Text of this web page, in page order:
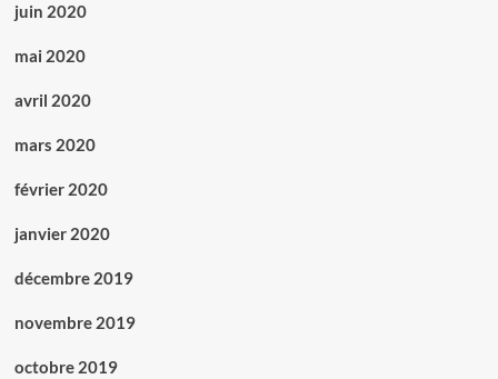
juin 2020
mai 2020
avril 2020
mars 2020
février 2020
janvier 2020
décembre 2019
novembre 2019
octobre 2019